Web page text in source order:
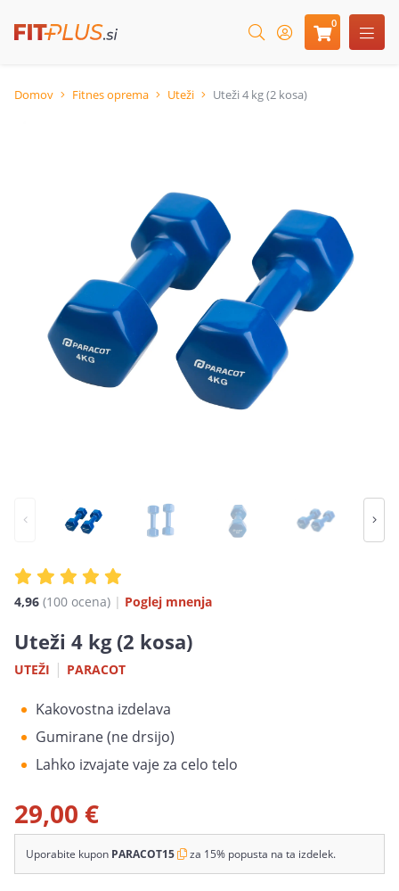
0
Domov Fitnes oprema Uteži Uteži 4 kg (2 kosa)
4,96 (100 ocena) | Poglej mnenja
Uteži 4 kg (2 kosa)
UTEŽI | PARACOT
Kakovostna izdelava
Gumirane (ne drsijo)
Lahko izvajate vaje za celo telo
29,00 €
Uporabite kupon PARACOT15 za 15% popusta na ta izdelek.